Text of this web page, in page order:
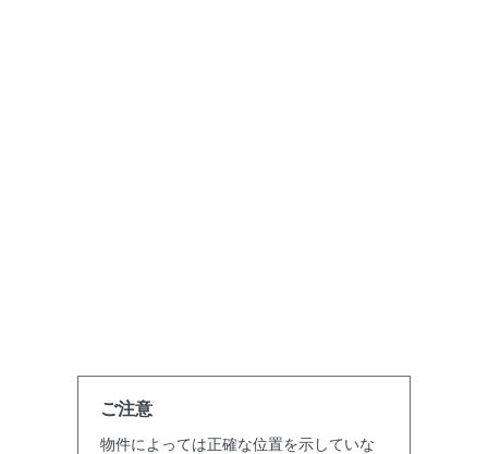
ご注意
物件によっては正確な位置を示していな